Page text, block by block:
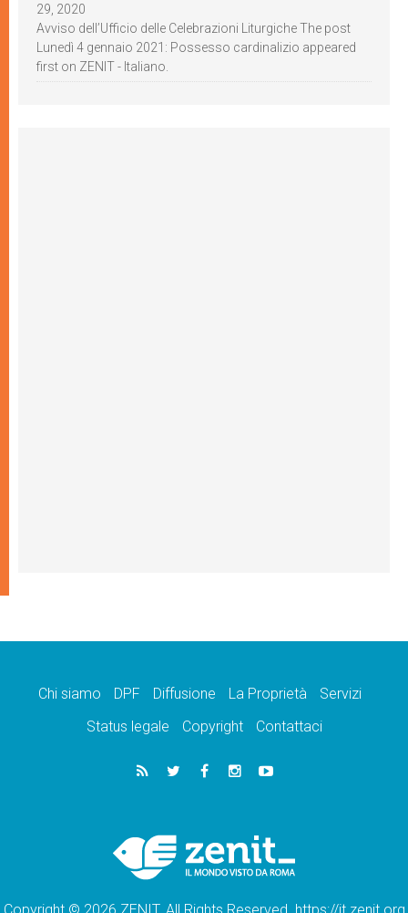
29, 2020
Avviso dell’Ufficio delle Celebrazioni Liturgiche The post
Lunedì 4 gennaio 2021: Possesso cardinalizio appeared
first on ZENIT - Italiano.
Chi siamo DPF Diffusione La Proprietà
Servizi
Status legale
Copyright Contattaci